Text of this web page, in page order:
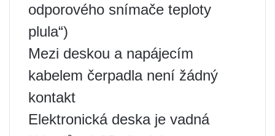
odporového snímače teploty
plula“)
Mezi deskou a napájecím
kabelem čerpadla není žádný
kontakt
Elektronická deska je vadná